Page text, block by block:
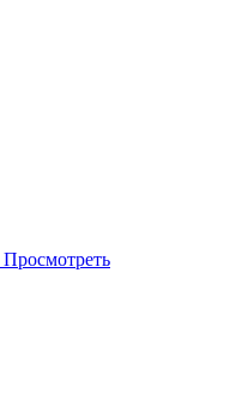
Просмотреть